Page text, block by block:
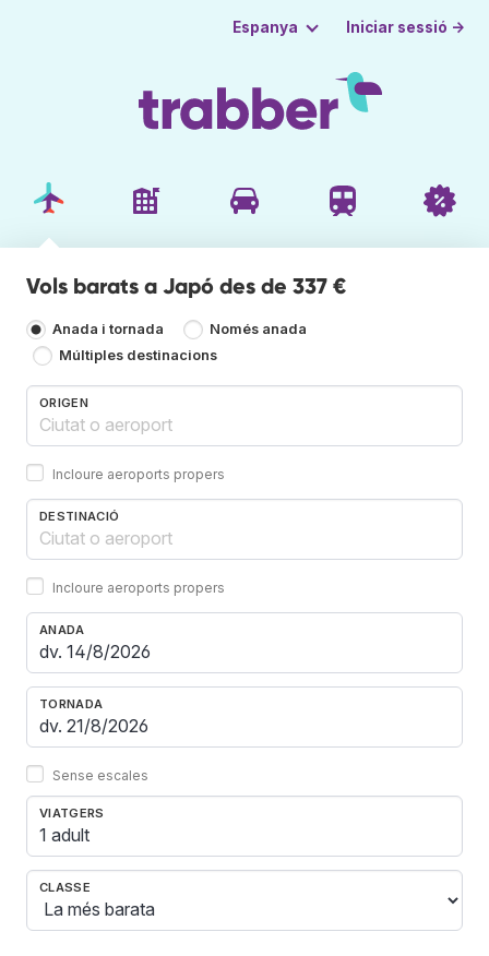
Espanya Iniciar sessió →
Vols barats a Japó des de 337 €
Anada i tornada
Només anada
Múltiples destinacions
ORIGEN
Incloure aeroports propers
DESTINACIÓ
Incloure aeroports propers
ANADA
TORNADA
Sense escales
VIATGERS
1 adult
CLASSE